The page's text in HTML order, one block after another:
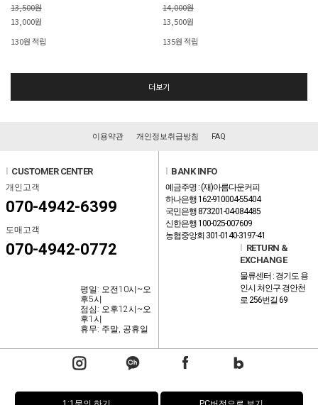
13,500원
13,000원
130원 적립
14,000원
13,500원
135원 적립
더보기
이용약관 개인정보취급방침 FAQ
CUSTOMER CENTER
개인고객
070-4942-6399
도매고객
070-4942-0772
평일: 오전10시~오
후5시
점심: 오후12시~오
후1시
휴무: 주말, 공휴일
BANK INFO
예금주명 : (재)아름다운커피
하나은행 162-910004-55404
국민은행 873201-04-084485
신한은행 100-025-007609
농협중앙회 301-0140-3197-41
RETURN &
EXCHANGE
물류센터 : 경기도 용
인시 처인구 경안천
로 256번길 69